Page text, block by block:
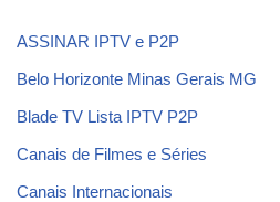
ASSINAR IPTV e P2P
Belo Horizonte Minas Gerais MG
Blade TV Lista IPTV P2P
Canais de Filmes e Séries
Canais Internacionais